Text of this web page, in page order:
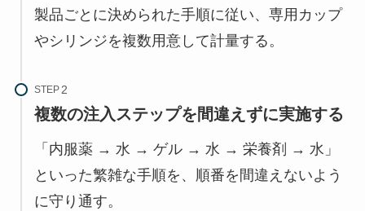
製品ごとに決められた手順に従い、専用カップ
やシリンジを複数用意して計量する。
STEP
複数の注入ステップを間違えずに実施する
「内服薬 → 水 → ゲル → 水 → 栄養剤 → 水」
といった繁雑な手順を、順番を間違えないよう
に守り通す。